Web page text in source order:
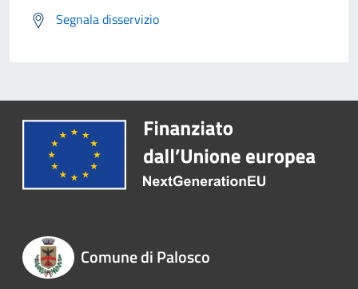
Segnala disservizio
Comune di Palosco